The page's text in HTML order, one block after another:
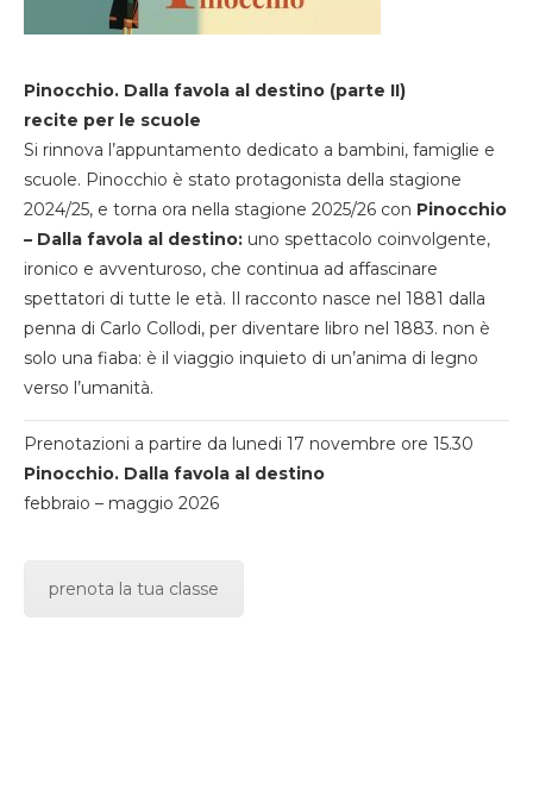
Pinocchio. Dalla favola al destino (parte II)
recite per le scuole
Si rinnova l’appuntamento dedicato a bambini, famiglie e
scuole. Pinocchio è stato protagonista della stagione
2024/25, e torna ora nella stagione 2025/26 con Pinocchio
– Dalla favola al destino: uno spettacolo coinvolgente,
ironico e avventuroso, che continua ad affascinare
spettatori di tutte le età. Il racconto nasce nel 1881 dalla
penna di Carlo Collodi, per diventare libro nel 1883. non è
solo una fiaba: è il viaggio inquieto di un’anima di legno
verso l’umanità.
Prenotazioni a partire da lunedi 17 novembre ore 15.30
Pinocchio. Dalla favola al destino
febbraio – maggio 2026
prenota la tua classe